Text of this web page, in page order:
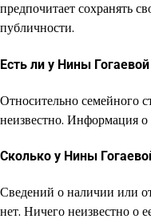
предпочитает сохранять
публичности.
Есть ли у Нины
Относительно семейного
неизвестно. Информация о
Сколько у Нины
Сведений о наличии или
нет. Ничего неизвестно о